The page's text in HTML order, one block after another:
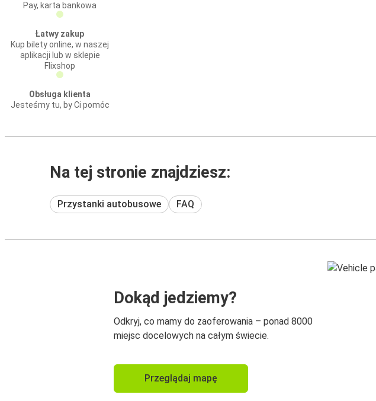
Pay, karta bankowa
Łatwy zakup
Kup bilety online, w naszej
aplikacji lub w sklepie
Flixshop
Obsługa klienta
Jesteśmy tu, by Ci pomóc
Na tej stronie znajdziesz:
Przystanki autobusowe FAQ
Dokąd jedziemy?
Odkryj, co mamy do zaoferowania – ponad 8000
miejsc docelowych na całym świecie.
Przeglądaj mapę